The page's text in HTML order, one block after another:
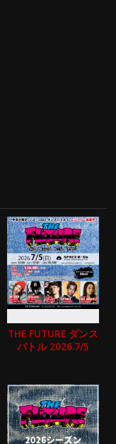
THE FUTURE ダンス
バトル 2026.7/5